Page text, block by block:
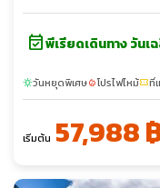
event_availableพีเรียดเดินทาง วันเ
sunnyวันหยุดพิเศษlocal_fire_departmentโปรไฟไหม้confirmation_numberที่
เริ่มต้น 57,988